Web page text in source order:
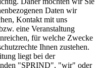
Daten wir
Kontakt mit uns
eine Veranstaltung
für welche Zwecke
Ihnen zustehen.
liegt bei der
SPRIND , wir
oder